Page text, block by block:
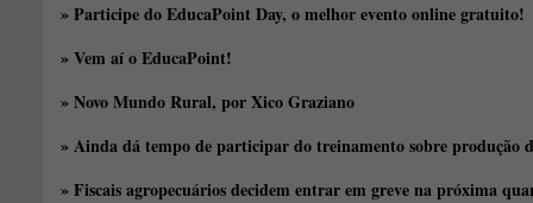
» Participe do EducaPoint Day, o melhor evento online gratuito!
» Vem aí o EducaPoint!
» Novo Mundo Rural, por Xico Graziano
» Ainda dá tempo de participar do treinamento sobre produção
» Fiscais agropecuários decidem entrar em greve na próxima